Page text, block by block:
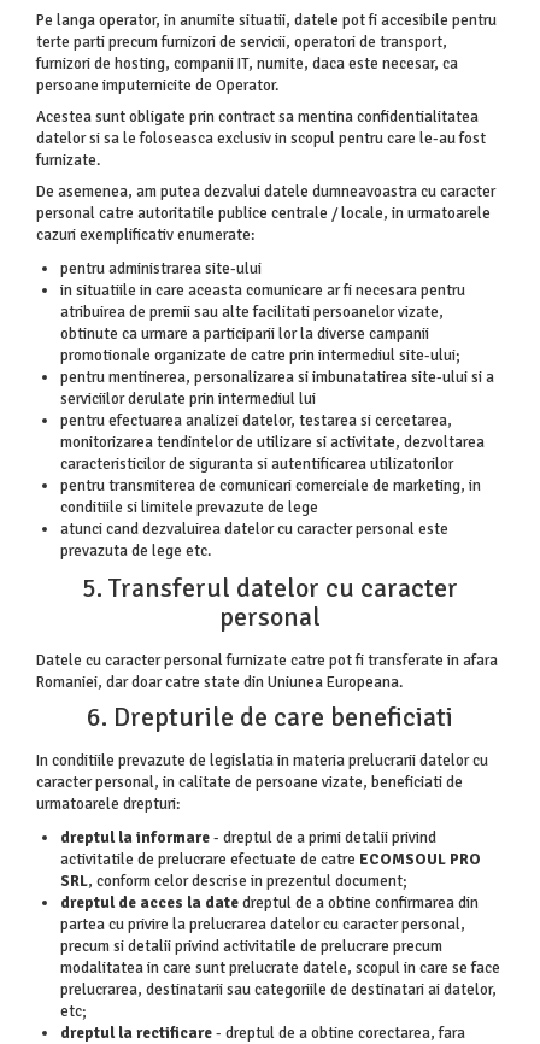
Pe langa operator, in anumite situatii, datele pot fi accesibile pentru
terte parti precum furnizori de servicii, operatori de transport,
furnizori de hosting, companii IT, numite, daca este necesar, ca
persoane imputernicite de Operator.
Acestea sunt obligate prin contract sa mentina confidentialitatea
datelor si sa le foloseasca exclusiv in scopul pentru care le-au fost
furnizate.
De asemenea, am putea dezvalui datele dumneavoastra cu caracter
personal catre autoritatile publice centrale / locale, in urmatoarele
cazuri exemplificativ enumerate:
pentru administrarea site-ului
in situatiile in care aceasta comunicare ar fi necesara pentru
atribuirea de premii sau alte facilitati persoanelor vizate,
obtinute ca urmare a participarii lor la diverse campanii
promotionale organizate de catre prin intermediul site-ului;
pentru mentinerea, personalizarea si imbunatatirea site-ului si a
serviciilor derulate prin intermediul lui
pentru efectuarea analizei datelor, testarea si cercetarea,
monitorizarea tendintelor de utilizare si activitate, dezvoltarea
caracteristicilor de siguranta si autentificarea utilizatorilor
pentru transmiterea de comunicari comerciale de marketing, in
conditiile si limitele prevazute de lege
atunci cand dezvaluirea datelor cu caracter personal este
prevazuta de lege etc.
5. Transferul datelor cu caracter
personal
Datele cu caracter personal furnizate catre pot fi transferate in afara
Romaniei, dar doar catre state din Uniunea Europeana.
6. Drepturile de care beneficiati
In conditiile prevazute de legislatia in materia prelucrarii datelor cu
caracter personal, in calitate de persoane vizate, beneficiati de
urmatoarele drepturi:
dreptul la informare- dreptul de a primi detalii privind
activitatile de prelucrare efectuate de catre ECOMSOUL PRO
SRL, conform celor descrise in prezentul document;
dreptul de acces la datedreptul de a obtine confirmarea din
partea cu privire la prelucrarea datelor cu caracter personal,
precum si detalii privind activitatile de prelucrare precum
modalitatea in care sunt prelucrate datele, scopul in care se face
prelucrarea, destinatarii sau categoriile de destinatari ai datelor,
etc;
dreptul la rectificare- dreptul de a obtine corectarea, fara